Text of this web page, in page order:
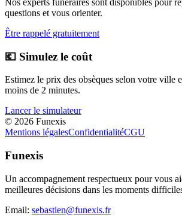
questions et vous orienter.
Être rappelé gratuitement
💶 Simulez le coût
Estimez le prix des obsèques selon votre ville
moins de 2 minutes.
Lancer le simulateur
© 2026 Funexis
Mentions légalesConfidentialitéCGU
Funexis
Un accompagnement respectueux pour vous
meilleures décisions dans les moments
Email: sebastien@funexis.fr